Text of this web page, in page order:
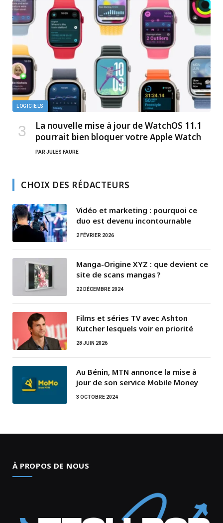
LOGICIELS
La nouvelle mise à jour de WatchOS 11.1
pourrait bien bloquer votre Apple Watch
PAR JULES FAURE
CHOIX DES RÉDACTEURS
Vidéo et marketing : pourquoi ce
duo est devenu incontournable
2 FÉVRIER 2026
Manga-Origine XYZ : que devient ce
site de scans mangas ?
22 DÉCEMBRE 2024
Films et séries TV avec Ashton
Kutcher lesquels voir en priorité
28 JUIN 2026
Au Bénin, MTN annonce la mise à
jour de son service Mobile Money
3 OCTOBRE 2024
À PROPOS DE NOUS